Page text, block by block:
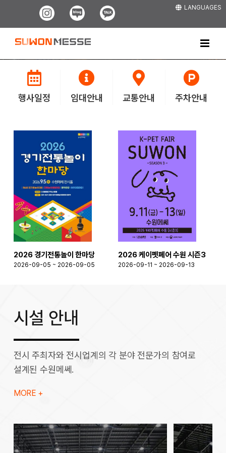
LANGUAGES
Instagram
Blog Kakao
행사일정 임대안내 교통안내 주차안내
2026 경기전통놀이 한마당
2026-09-05 ~ 2026-09-05
2026 케이펫페어 수원 시즌3
2026-09-11 ~ 2026-09-13
시설 안내
전시 주최자와 전시업계의 각 분야 전문가의 참여로
설계된 수원메쎄.
MORE +